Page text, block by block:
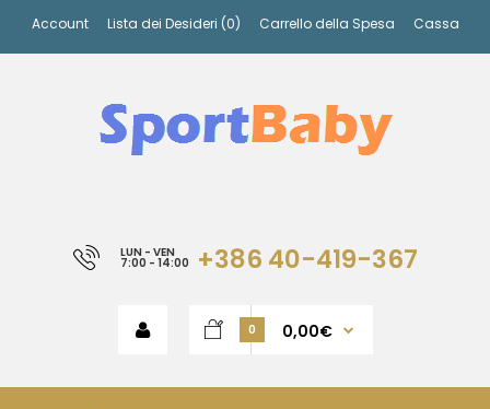
Account Lista dei Desideri (0) Carrello della Spesa Cassa
LUN - VEN
7:00 - 14:00 +386 40-419-367
0 0,00€